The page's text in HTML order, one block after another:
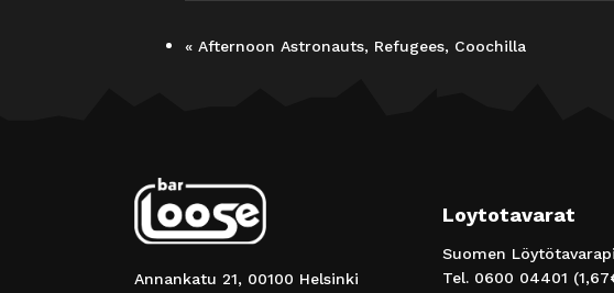
« Afternoon Astronauts, Refugees, Coochilla
Annankatu 21, 00100 Helsinki
Loytotavarat
Suomen
Tel. 0600 04401